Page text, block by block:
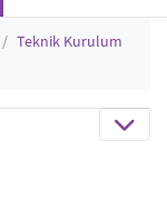
Teknik Kurulum